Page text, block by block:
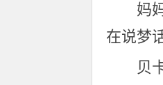
妈
在说梦
贝